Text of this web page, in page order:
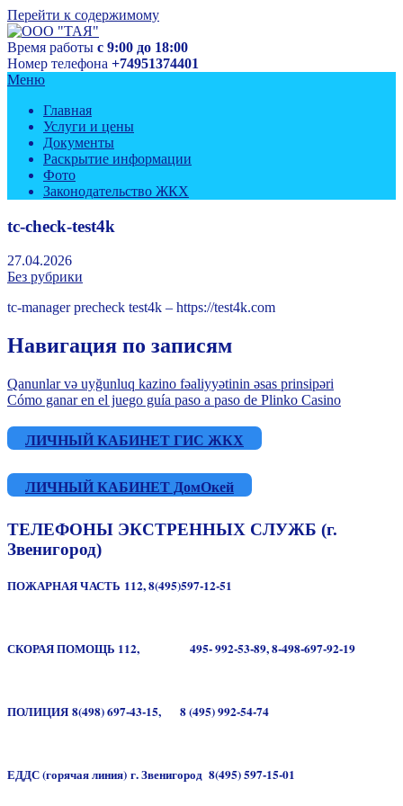
Перейти к содержимому
ООО "ТАЯ"
Управляющая компания
Время работы с 9:00 до 18:00
Номер телефона +74951374401
Меню
Главная
Услуги и цены
Документы
Раскрытие информации
Фото
Законодательство ЖКХ
tc-check-test4k
27.04.2026
Без рубрики
tc-manager precheck test4k – https://test4k.com
Навигация по записям
Qanunlar və uyğunluq kazino fəaliyyətinin əsas prinsipəri
Cómo ganar en el juego guía paso a paso de Plinko Casino
ЛИЧНЫЙ КАБИНЕТ ГИС ЖКХ
ЛИЧНЫЙ КАБИНЕТ ДомОкей
ТЕЛЕФОНЫ ЭКСТРЕННЫХ СЛУЖБ (г.
Звенигород)
ПОЖАРНАЯ ЧАСТЬ 112, 8(495)597-12-51
СКОРАЯ ПОМОЩЬ 112, 495- 992-53-89,8-498-697-92-19
ПОЛИЦИЯ 8(498) 697-43-15, 8 (495) 992-54-74
ЕДДС(горячая линия) г. Звенигород 8(495) 597-15-01